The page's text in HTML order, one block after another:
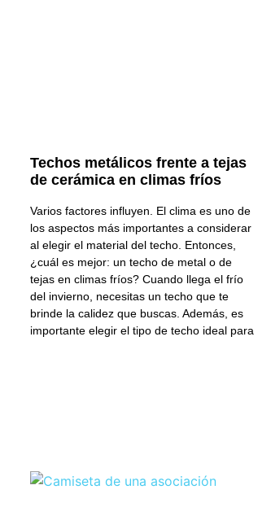
Techos metálicos frente a tejas
de cerámica en climas fríos
Varios factores influyen. El clima es uno de
los aspectos más importantes a considerar
al elegir el material del techo. Entonces,
¿cuál es mejor: un techo de metal o de
tejas en climas fríos? Cuando llega el frío
del invierno, necesitas un techo que te
brinde la calidez que buscas. Además, es
importante elegir el tipo de techo ideal para